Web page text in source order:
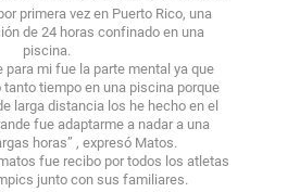
primera vez en Puerto Rico, una
de 24 horas confinado en una
piscina.
para mi fue la parte mental ya que
tanto tiempo en una piscina porque
larga distancia los he hecho en el
fue adaptarme a nadar a una
horas” , expresó Matos.
fue recibo por todos los atletas
junto con sus familiares.